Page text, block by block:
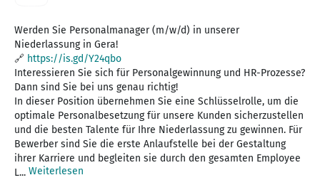
Werden Sie Personalmanager (m/w/d) in unserer
Niederlassung in Gera!
🔗 https://is.gd/Y24qbo
Interessieren Sie sich für Personalgewinnung und HR-Prozesse?
Dann sind Sie bei uns genau richtig!
In dieser Position übernehmen Sie eine Schlüsselrolle, um die
optimale Personalbesetzung für unsere Kunden sicherzustellen
und die besten Talente für Ihre Niederlassung zu gewinnen. Für
Bewerber sind Sie die erste Anlaufstelle bei der Gestaltung
ihrer Karriere und begleiten sie durch den gesamten Employee
L... Weiterlesen